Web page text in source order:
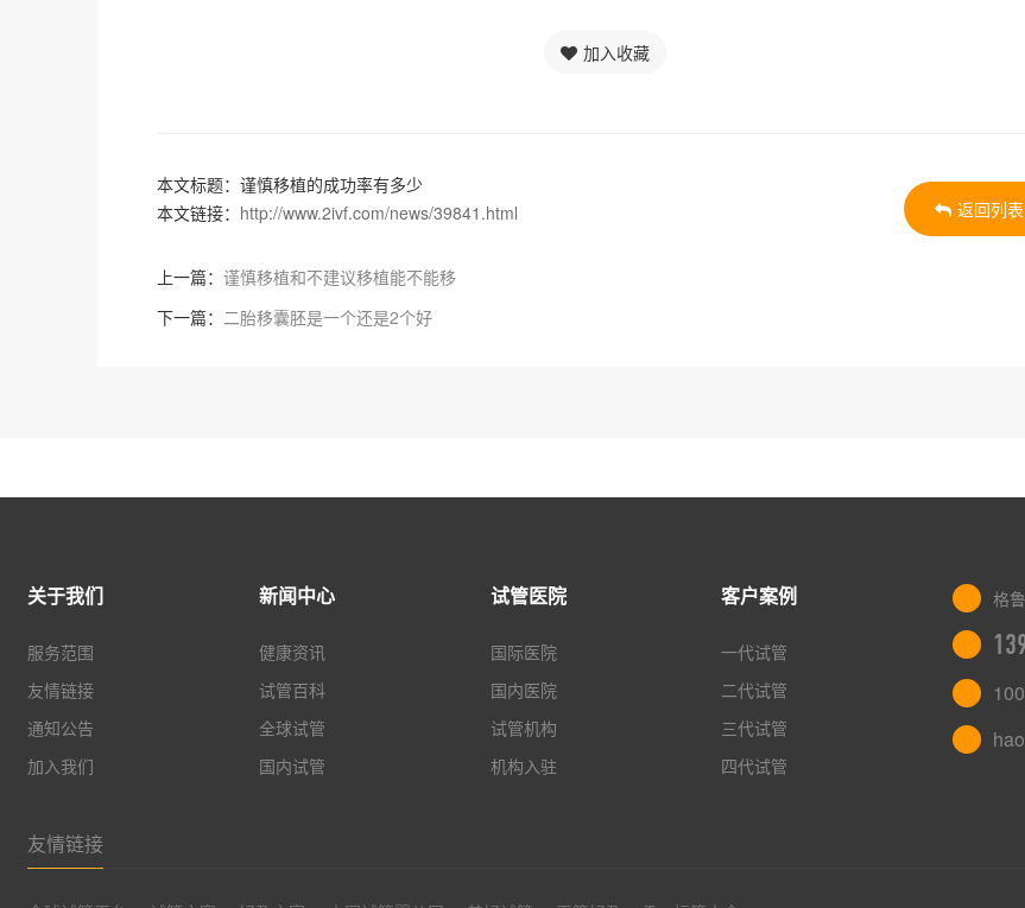
加入收藏
本文标题：谨慎移植的成功率有多少
本文链接： http://www.2ivf.com/news/39841.html
上一篇： 谨慎移植和不建议移植能不能移
下一篇： 二胎移囊胚是一个还是2个好
返回列表
关于我们
服务范围
友情链接
通知公告
加入我们
新闻中心
健康资讯
试管百科
全球试管
国内试管
试管医院
国际医院
国内医院
试管机构
机构入驻
客户案例
一代试管
二代试管
三代试管
四代试管
格
友情链接